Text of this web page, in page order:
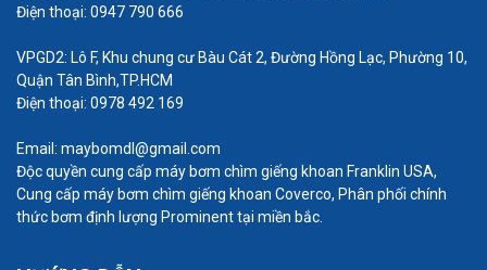
Điện thoại: 0947 790 666
VPGD2: Lô F, Khu chung cư Bàu Cát 2, Đường Hồng Lạc, Phường 10,
Quận Tân Bình,TP.HCM
Điện thoại: 0978 492 169
Email: maybomdl@gmail.com
Độc quyền cung cấp máy bơm chìm giếng khoan Franklin USA,
Cung cấp máy bơm chìm giếng khoan Coverco, Phân phối chính
thức bơm định lượng Prominent tại miền bắc.